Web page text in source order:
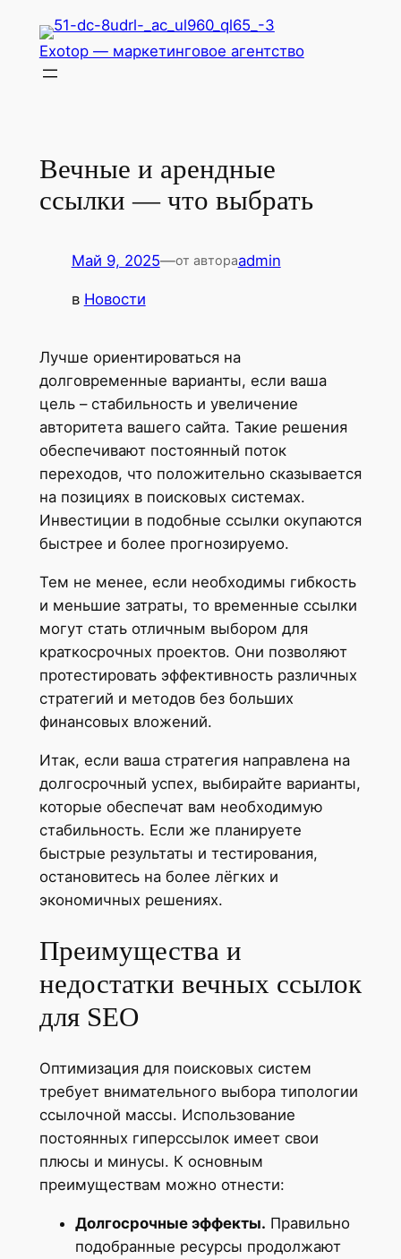
Перейти
содержимому
Exotop — маркетинговое агентство
Вечные и арендные
ссылки — что выбрать
Май 9, 2025—от автораadmin
в Новости
Лучше ориентироваться на
долговременные варианты, если ваша
цель – стабильность и увеличение
авторитета вашего сайта. Такие решения
обеспечивают постоянный поток
переходов, что положительно сказывается
на позициях в поисковых системах.
Инвестиции в подобные ссылки окупаются
быстрее и более прогнозируемо.
Тем не менее, если необходимы гибкость
и меньшие затраты, то временные ссылки
могут стать отличным выбором для
краткосрочных проектов. Они позволяют
протестировать эффективность различных
стратегий и методов без больших
финансовых вложений.
Итак, если ваша стратегия направлена на
долгосрочный успех, выбирайте варианты,
которые обеспечат вам необходимую
стабильность. Если же планируете
быстрые результаты и тестирования,
остановитесь на более лёгких и
экономичных решениях.
Преимущества и
недостатки вечных ссылок
для SEO
Оптимизация для поисковых систем
требует внимательного выбора типологии
ссылочной массы. Использование
постоянных гиперссылок имеет свои
плюсы и минусы. К основным
преимуществам можно отнести:
Долгосрочные эффекты. Правильно
подобранные ресурсы продолжают